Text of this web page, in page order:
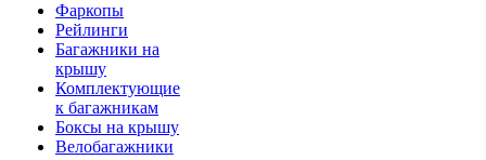
Фаркопы
Рейлинги
Багажники на
крышу
Комплектующие
к багажникам
Боксы на крышу
Велобагажники